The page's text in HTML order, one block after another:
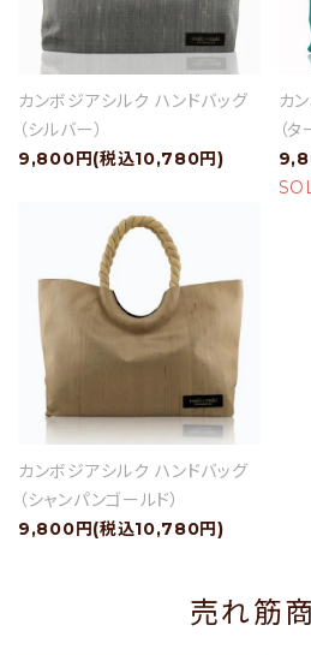
カンボジアシルク ハンドバッグ
（シルバー）
9,800円(税込10,780円)
カ
（
カンボジアシルク ハンドバッグ
（シャンパンゴールド）
9,800円(税込10,780円)
売れ筋